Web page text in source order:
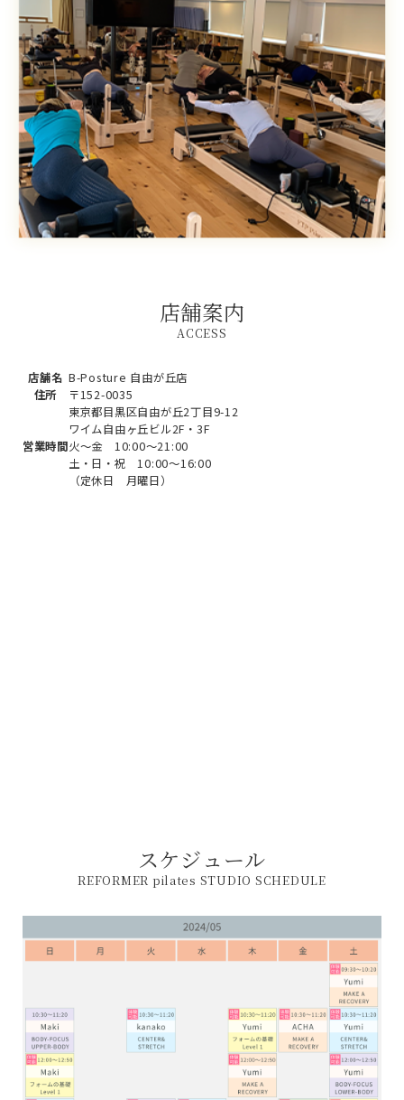
店舗案内
ACCESS
店舗名 B-Posture 自由が丘店
住所
〒152-0035
東京都目黒区自由が丘2丁目9-12
ワイム自由ヶ丘ビル2F・3F
営業時間火～金 10:00～21:00
土・日・祝 10:00～16:00
（定休日 月曜日）
スケジュール
REFORMER pilates STUDIO SCHEDULE